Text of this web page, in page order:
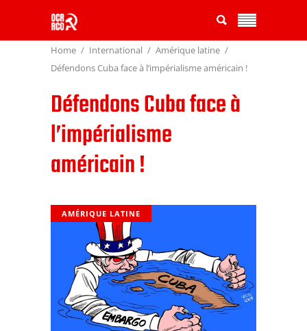
Home International
Amérique latine
Défendons Cuba face à l’impérialisme américain !
Défendons Cuba face à
l’impérialisme
américain !
AMÉRIQUE LATINE